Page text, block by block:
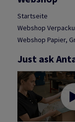
Startseite
Webshop
Webshop Papier,
Just ask